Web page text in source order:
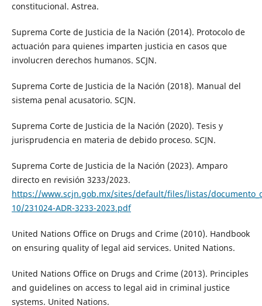
constitucional. Astrea.
Suprema Corte de Justicia de la Nación (2014). Protocolo de
actuación para quienes imparten justicia en casos que
involucren derechos humanos. SCJN.
Suprema Corte de Justicia de la Nación (2018). Manual del
sistema penal acusatorio. SCJN.
Suprema Corte de Justicia de la Nación (2020). Tesis y
jurisprudencia en materia de debido proceso. SCJN.
Suprema Corte de Justicia de la Nación (2023). Amparo
directo en revisión 3233/2023.
https://www.scjn.gob.mx/sites/default/files/listas/
10/231024-ADR-3233-2023.pdf
United Nations Office on Drugs and Crime (2010). Handbook
on ensuring quality of legal aid services. United Nations.
United Nations Office on Drugs and Crime (2013). Principles
and guidelines on access to legal aid in criminal justice
systems. United Nations.